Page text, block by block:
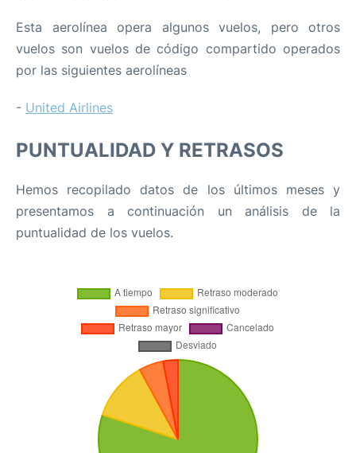
Esta aerolínea opera algunos vuelos, pero otros
vuelos son vuelos de código compartido operados
por las siguientes aerolíneas
- United Airlines
PUNTUALIDAD Y RETRASOS
Hemos recopilado datos de los últimos meses y
presentamos a continuación un análisis de la
puntualidad de los vuelos.